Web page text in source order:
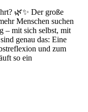
🌿✨ Der große
Menschen suchen
– mit sich selbst, mit
genau das: Eine
und zum
so ein